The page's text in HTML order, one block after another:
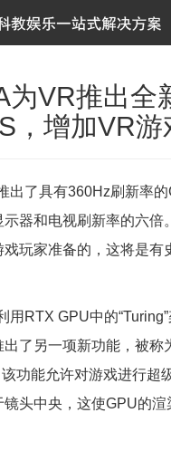
为VR推出全
，增加VR游
了具有360Hz刷新率的
示器和电视刷新率的六倍
玩家准备的，这将是有
RTX GPU中的“Turing”
出了另一项新功能，被称
该功能允许对游戏进行超
镜头中央，这使GPU的